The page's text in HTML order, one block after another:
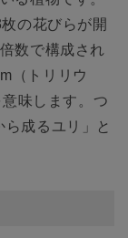
の花びらが開
数で構成され
（トリリウ
味します。つ
成るユリ」と